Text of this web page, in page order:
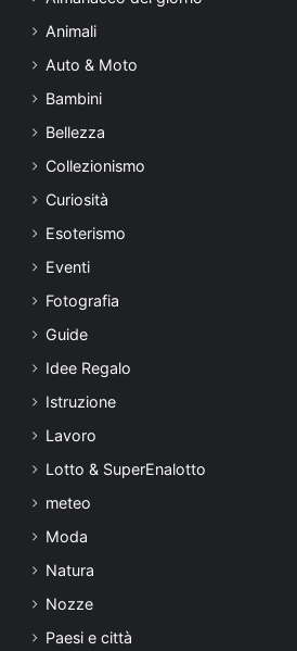
Animali
Auto & Moto
Bambini
Bellezza
Collezionismo
Curiosità
Esoterismo
Eventi
Fotografia
Guide
Idee Regalo
Istruzione
Lavoro
Lotto & SuperEnalotto
meteo
Moda
Natura
Nozze
Paesi e città